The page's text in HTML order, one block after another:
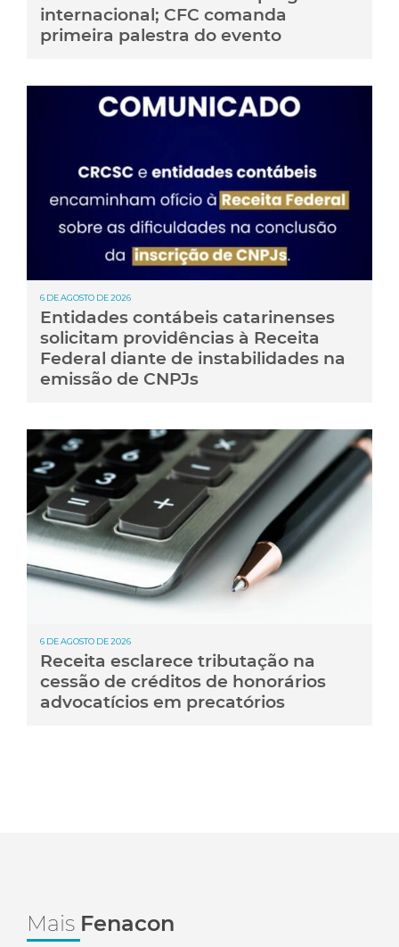
internacional; CFC comanda
primeira palestra do evento
6 DE AGOSTO DE 2026
Entidades contábeis catarinenses
solicitam providências à Receita
Federal diante de instabilidades na
emissão de CNPJs
6 DE AGOSTO DE 2026
Receita esclarece tributação na
cessão de créditos de honorários
advocatícios em precatórios
Mais Fenacon